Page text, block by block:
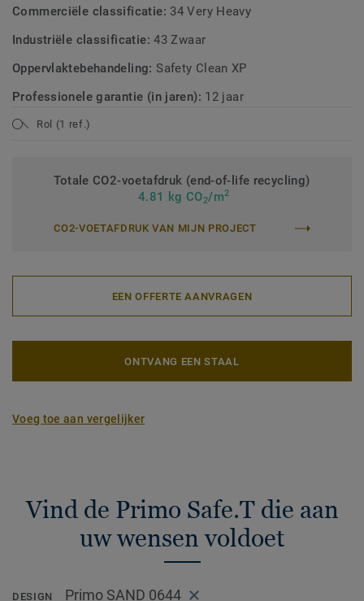
Commerciële classificatie: 34 Very Heavy
Industriële classificatie:43 Zwaar
Oppervlaktebehandeling:Safety Clean XP
Professionele garantie (in jaren): 12 jaar
Rol (1 ref.)
Totale CO2-voetafdruk (end-of-life recycling)
4.81 kg CO2/m2
CO2-VOETAFDRUK VAN MIJN PROJECT
EEN OFFERTE AANVRAGEN
ONTVANG EEN STAAL
Voeg toe aan vergelijker
Vind de Primo Safe.T die aan
uw wensen voldoet
DESIGN Primo SAND 0644